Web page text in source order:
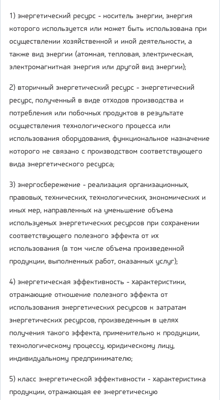
1) энергетический ресурс - носитель энергии, энергия
которого используется или может быть использована при
осуществлении хозяйственной и иной деятельности, а
также вид энергии (атомная, тепловая, электрическая,
электромагнитная энергия или другой вид энергии);
2) вторичный энергетический ресурс - энергетический
ресурс, полученный в виде отходов производства и
потребления или побочных продуктов в результате
осуществления технологического процесса или
использования оборудования, функциональное назначение
которого не связано с производством соответствующего
вида энергетического ресурса;
3) энергосбережение - реализация организационных,
правовых, технических, технологических, экономических и
иных мер, направленных на уменьшение объема
используемых энергетических ресурсов при сохранении
соответствующего полезного эффекта от их
использования (в том числе объема произведенной
продукции, выполненных работ, оказанных услуг);
4) энергетическая эффективность - характеристики,
отражающие отношение полезного эффекта от
использования энергетических ресурсов к затратам
энергетических ресурсов, произведенным в целях
получения такого эффекта, применительно к продукции,
технологическому процессу, юридическому лицу,
индивидуальному предпринимателю;
5) класс энергетической эффективности - характеристика
продукции, отражающая ее энергетическую